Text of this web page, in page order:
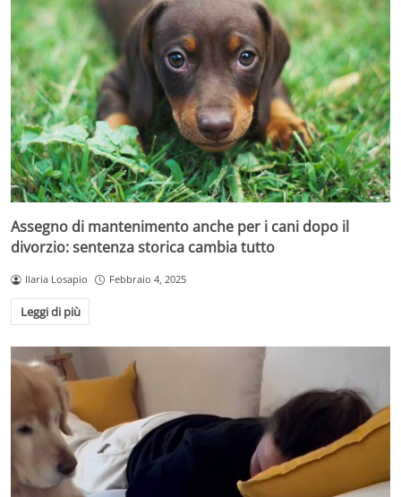
Assegno di mantenimento anche per i cani dopo il
divorzio: sentenza storica cambia tutto
Ilaria Losapio Febbraio 4, 2025
Leggi di più